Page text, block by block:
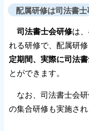
配属研修は司法書
司法書士会研修は
れる研修で、配属研
定期間、実際に司法
とができます。
なお、司法書士会
の集合研修も実施さ